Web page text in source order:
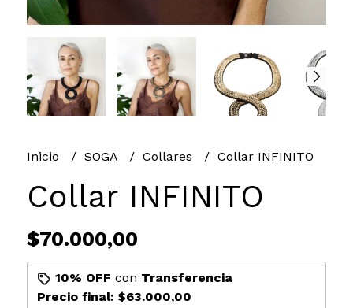
Inicio SOGA Collares Collar INFINITO
Collar INFINITO
$70.000,00
10% OFF con Transferencia
Precio final: $63.000,00